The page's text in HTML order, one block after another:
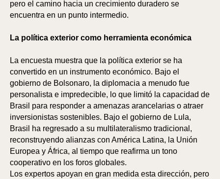
pero el camino hacia un crecimiento duradero se
encuentra en un punto intermedio.
La política exterior como herramienta económica
La encuesta muestra que la política exterior se ha
convertido en un instrumento económico. Bajo el
gobierno de Bolsonaro, la diplomacia a menudo fue
personalista e impredecible, lo que limitó la capacidad de
Brasil para responder a amenazas arancelarias o atraer
inversionistas sostenibles. Bajo el gobierno de Lula,
Brasil ha regresado a su multilateralismo tradicional,
reconstruyendo alianzas con América Latina, la Unión
Europea y África, al tiempo que reafirma un tono
cooperativo en los foros globales.
Los expertos apoyan en gran medida esta dirección, pero